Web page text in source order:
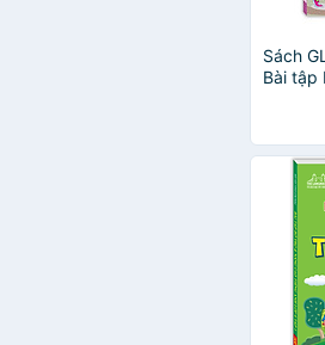
Sách
Bài tập